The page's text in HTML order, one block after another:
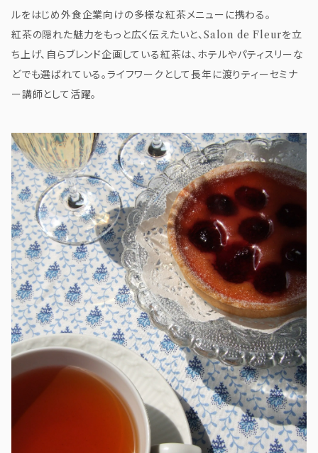
ルをはじめ外食企業向けの多様な紅茶メニューに携わる。
紅茶の隠れた魅力をもっと広く伝えたいと、Salon de Fleurを立
ち上げ、自らブレンド企画している紅茶は、ホテルやパティスリーな
どでも選ばれている。ライフワークとして長年に渡りティーセミナ
ー講師として活躍。